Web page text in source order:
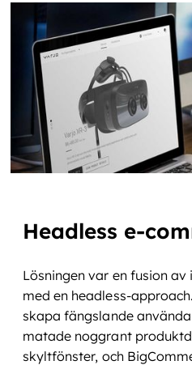
Headless e-
Lösningen var en fusion
med en headless-
skapa fängslande
matade noggrant
skyltfönster, och